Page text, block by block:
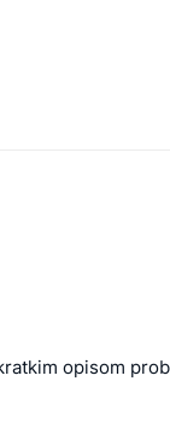
opisom